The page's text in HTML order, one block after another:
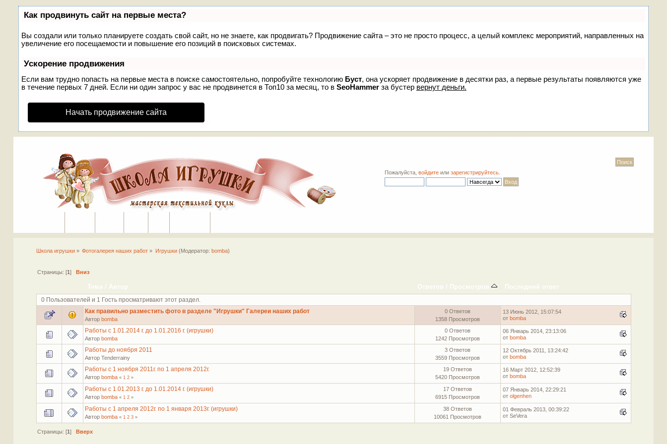
Как продвинуть сайт на первые места?
Вы создали или только планируете создать свой сайт, но не знаете, как продвигать? Продвижение сайта – это не просто процесс, а целый комплекс мероприятий, направленных на
увеличение его посещаемости и повышение его позиций в поисковых системах.
Ускорение продвижения
Если вам трудно попасть на первые места в поиске самостоятельно, попробуйте технологию Буст, она ускоряет продвижение в десятки раз, а первые результаты появляются уже
в течение первых 7 дней. Если ни один запрос у вас не продвинется в Топ10 за месяц, то в SeoHammerза бустер вернут деньги.
Начать продвижение сайта
Пожалуйста,войдите илизарегистрируйтесь
Школа игрушки » Фотогалерея наших работ » Игрушки(Модератор: bomba)
Страницы: [1]Вниз
Тема / Автор Ответов / Просмотров Последний ответ
0 Пользователей и 1 Гость просматривают этот раздел.
Как правильно разместить фото в разделе "Игрушки" Галереи наших работ
Автор bomba
0 Ответов
1358 Просмотров
13 Июнь 2012, 15:07:54
от bomba
Работы с 1.01.2014 г. до 1.01.2016 г. (игрушки)
Автор bomba
0 Ответов
1242 Просмотров
06 Январь 2014, 23:13:06
от bomba
Работы до ноября 2011
Автор Tenderrainy
3 Ответов
3559 Просмотров
12 Октябрь 2011, 13:24:42
от bomba
Работы с 1 ноября 2011г. по 1 апреля 2012г.
Автор bomba « 1 2»
19 Ответов
5420 Просмотров
16 Март 2012, 12:52:39
от bomba
Работы с 1.01.2013 г. до 1.01.2014 г. (игрушки)
Автор bomba « 1 2»
17 Ответов
6915 Просмотров
07 Январь 2014, 22:29:21
от olgenhen
Работы с 1 апреля 2012г. по 1 января 2013г. (игрушки)
Автор bomba « 1 2 3»
38 Ответов
10061 Просмотров
01 Февраль 2013, 00:39:22
от SeVera
Страницы: [1]Вверх